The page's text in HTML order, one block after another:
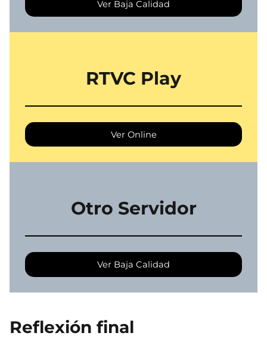
Ver Baja Calidad
RTVC Play
Ver Online
Otro Servidor
Ver Baja Calidad
Reflexión final